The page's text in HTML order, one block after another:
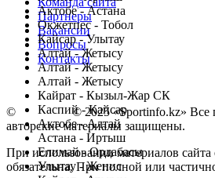
Актобе - Астана
Окжетпес - Тобол
Кайсар - Улытау
Алтай - Жетысу
Алтай - Жетысу
Алтай - Жетысу
Кайрат - Кызыл-Жар СК
Каспий - Кайсар
Актобе - Алтай
Астана - Иртыш
Елимай - Ордабасы
Улытау - Женис
Партнеры
Вакансии
Вопросы
Контакты
© Copyright© 2025 «Sportinfo.kz» Все
авторские материалы защищены.
При использовании материалов сайта
обязательна. При полной или